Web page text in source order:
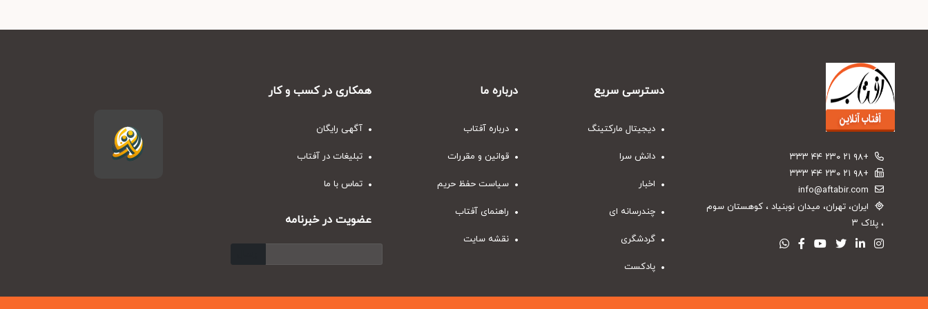
+۹۸ ۲۱ ۲۳۰ ۴۴ ۳۳۳
+۹۸ ۲۱ ۲۳۰ ۴۴ ۳۳۳
info@aftabir.com
ایران، تهران، میدان نوبنیاد ، کوهستان سوم
، پلاک ۳
دسترسی سریع
دیجیتال مارکتینگ
دانش سرا
اخبار
چندرسانه ای
گردشگری
پادکست
درباره ما
درباره آفتاب
قوانین و مقررات
سیاست حفظ حریم
راهنمای آفتاب
نقشه سایت
همکاری در کسب و کار
آگهی رایگان
تبلیغات در آفتاب
تماس با ما
عضویت در خبرنامه